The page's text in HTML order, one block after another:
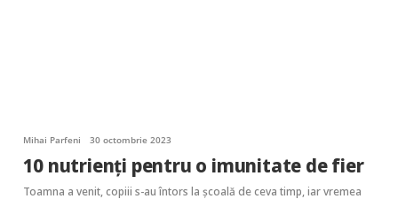
Mihai Parfeni 30 octombrie 2023
10 nutrienți pentru o imunitate de fier
Toamna a venit, copiii s-au întors la școală de ceva timp, iar vremea